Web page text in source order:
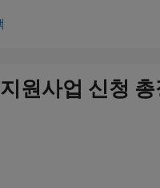
원사업 신청